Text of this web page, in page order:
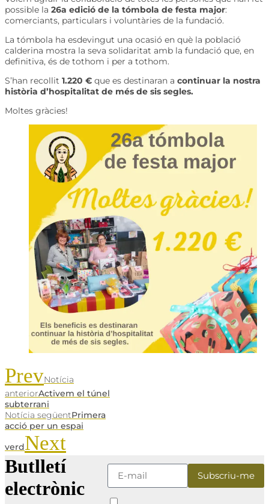
possible la 26a edició de la tómbola de festa major:
comerciants, particulars i voluntàries de la fundació.
La tómbola ha esdevingut una ocasió en què la població
calderina mostra la seva solidaritat amb la fundació que, en
definitiva, és de tothom i per a tothom.
S’han recollit 1.220 € que es destinaran a continuar la nostra
història d’hospitalitat de més de sis segles.
Moltes gràcies!
PrevNotícia
anteriorActivem el túnel
subterrani
Notícia següentPrimera
acció per un espai
verdNext
Butlletí
electrònic